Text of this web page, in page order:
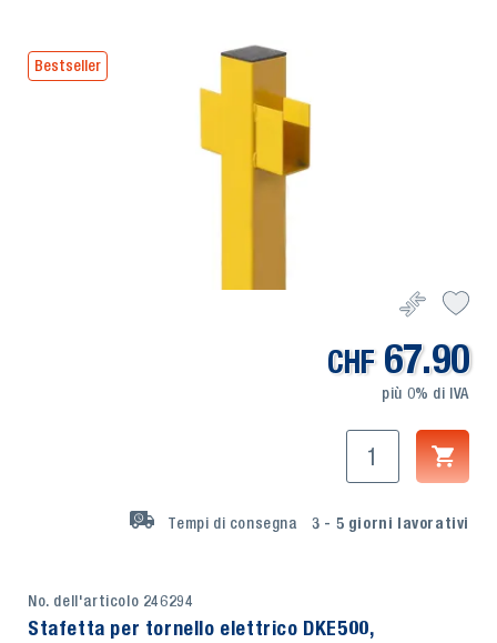
Bestseller
67.90
CHF
più 0% di IVA
Tempi di consegna 3 - 5 giorni lavorativi
No. dell'articolo 246294
Stafetta per tornello elettrico DKE500,